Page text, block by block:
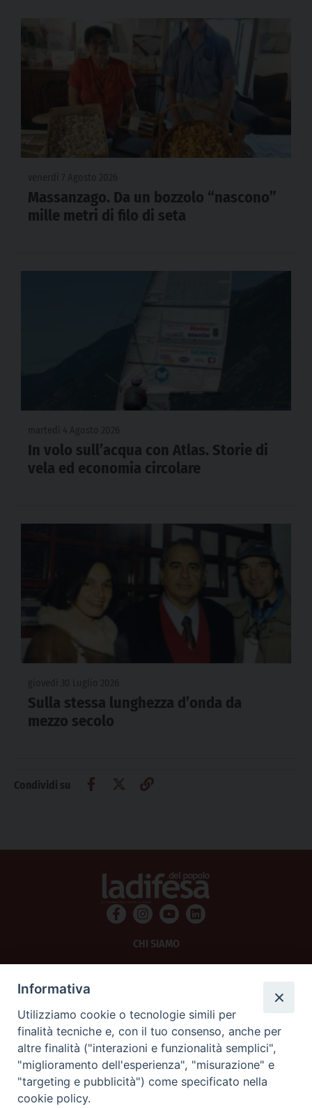
Massanzago. Da un bozzolo “nascono”
mille metri di filo di seta
In volo sull’acqua con Atlas. Storie di
vela ed economia circolare
Sulla stessa lunghezza d’onda da
mezzo secolo
Condividi su
CHI SIAMO
SCRIVICI
La Difesa srl - P.iva 05125420280
La Difesa del Popolo percepisce i contributi pubblici all'editoria.
La Difesa del Popolo, tramite la Fisc (Federazione Italiana Settimanali Cattolici)
Informativa
Utilizziamo cookie o tecnologie simili per
finalità tecniche e, con il tuo consenso, anche per
altre finalità ("interazioni e funzionalità semplici",
"miglioramento dell'esperienza", "misurazione" e
"targeting e pubblicità") come specificato nella
cookie policy.